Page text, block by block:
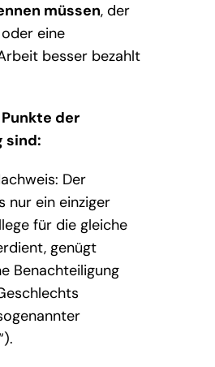
müssen, der
eine
besser bezahlt
der
sind:
Der
nur ein einziger
für die gleiche
genügt
Benachteiligung